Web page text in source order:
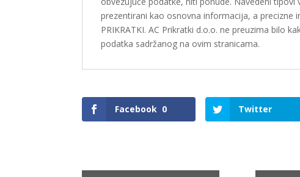
prezentirani kao osnovna informacija, a precizne
PRIKRATKI. AC Prikratki d.o.o. ne preuzima bilo
podatka sadržanog na ovim stranicama.
Facebook 0 Twitter